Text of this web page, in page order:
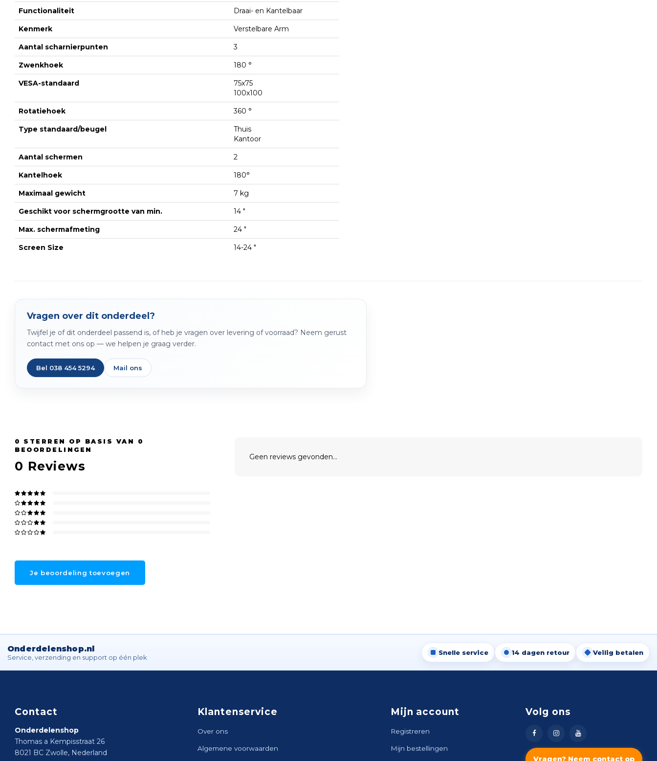
Functionaliteit Draai- en Kantelbaar
Kenmerk Verstelbare Arm
Aantal scharnierpunten 3
Zwenkhoek 180 °
VESA-standaard
75x75
100x100
Rotatiehoek 360 °
Type standaard/beugel
Thuis
Kantoor
Aantal schermen 2
Kantelhoek 180°
Maximaal gewicht 7 kg
Geschikt voor schermgrootte van min. 14 "
Max. schermafmeting 24 "
Screen Size 14-24 "
Vragen over dit onderdeel?
Twijfel je of dit onderdeel passend is, of heb je vragen over levering of voorraad? Neem gerust
contact met ons op — we helpen je graag verder.
Bel 038 454 5294 Mail ons
0 STERREN OP BASIS VAN 0
BEOORDELINGEN
0 Reviews
Je beoordeling toevoegen
Geen reviews gevonden...
Onderdelenshop.nl
Service, verzending en support op één plek
Snelle service 14 dagen retour Veilig betalen
Contact
Onderdelenshop
Thomas a Kempisstraat 26
8021 BC Zwolle, Nederland
Klantenservice
Over ons
Algemene voorwaarden
Mijn account
Registreren
Mijn bestellingen
Volg ons
Vragen? Neem contact op